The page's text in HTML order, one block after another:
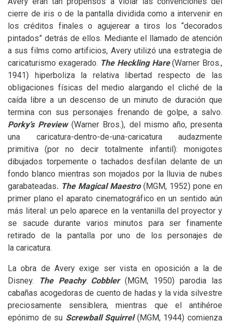
cierre de iris o de la pantalla dividida como a intervenir en
los créditos finales o agujerear a tiros los “decorados
pintados” detrás de ellos. Mediante el llamado de atención
a sus films como artificios, Avery utilizó una estrategia de
caricaturismo exagerado. The Heckling Hare(Warner Bros.,
1941) hiperboliza la relativa libertad respecto de las
obligaciones físicas del medio alargando el cliché de la
caída libre a un descenso de un minuto de duración que
termina con sus personajes frenando de golpe, a salvo.
Porky’s Preview (Warner Bros.), del mismo año, presenta
una caricatura-dentro-de-una-caricatura audazmente
primitiva (por no decir totalmente infantil): monigotes
dibujados torpemente o tachados desfilan delante de un
fondo blanco mientras son mojados por la lluvia de nubes
garabateadas. The Magical Maestro(MGM, 1952) pone en
primer plano el aparato cinematográfico en un sentido aún
más literal: un pelo aparece en la ventanilla del proyector y
se sacude durante varios minutos para ser finamente
retirado de la pantalla por uno de los personajes de
la caricatura.
La obra de Avery exige ser vista en oposición a la de
Disney.
The Peachy Cobbler(MGM, 1950) parodia las
cabañas acogedoras de cuento de hadas y la vida silvestre
preciosamente sensiblera, mientras que el antihéroe
epónimo de su Screwball Squirrel(MGM, 1944) comienza